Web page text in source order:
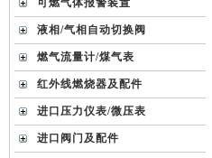
可燃气体报警装置
液相/气相自动切换阀
燃气流量计/煤气表
红外线燃烧器及配件
进口压力仪表/微压表
进口阀门及配件